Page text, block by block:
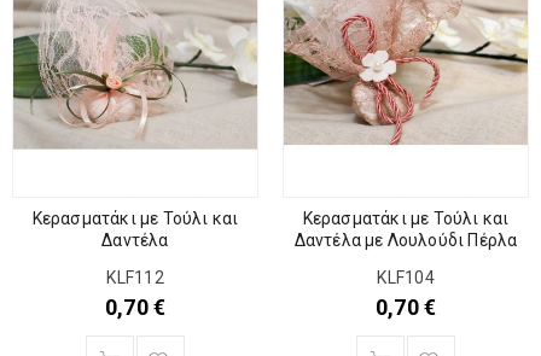
Κερασματάκι με Τούλι και
Δαντέλα
KLF112
0,70€
Κερασματάκι με Τούλι και
Δαντέλα με Λουλούδι Πέρλα
KLF104
0,70€